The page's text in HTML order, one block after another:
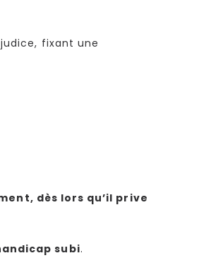
fixant une
dès lors qu’il prive
subi.